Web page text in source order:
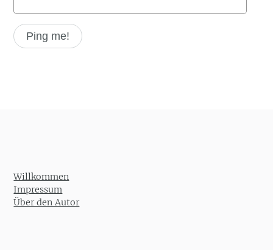
Willkommen
Impressum
Über den Autor